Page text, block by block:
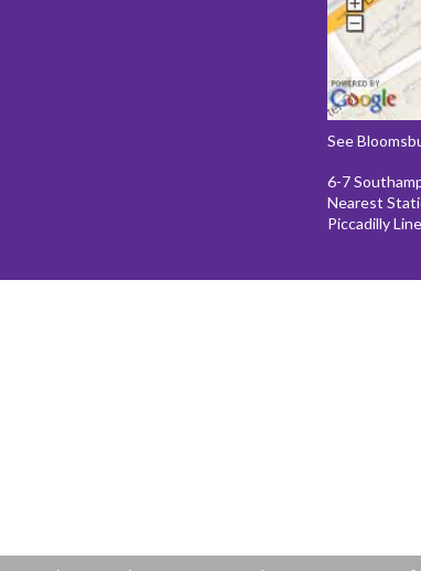
See
6-7
Nearest
Piccadilly